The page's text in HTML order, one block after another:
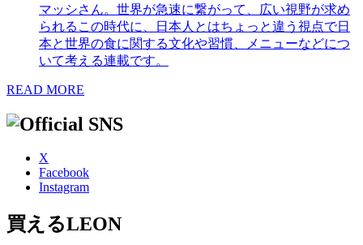
マッシさん。世界が急速に繋がって、広い視野が求め
られるこの時代に、日本人とはちょっと違う視点で日
本と世界の食に関する文化や習慣、メニューなどにつ
いて考える連載です。
READ MORE
X
Facebook
Instagram
買えるLEON